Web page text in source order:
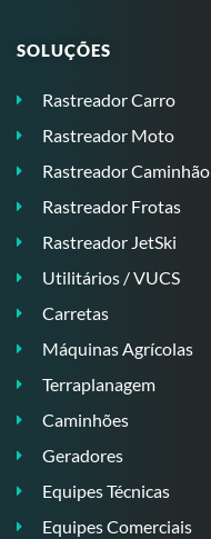
SOLUÇÕES
Rastreador Carro
Rastreador Moto
Rastreador Caminhão
Rastreador Frotas
Rastreador JetSki
Utilitários / VUCS
Carretas
Máquinas Agrícolas
Terraplanagem
Caminhões
Geradores
Equipes Técnicas
Equipes Comerciais